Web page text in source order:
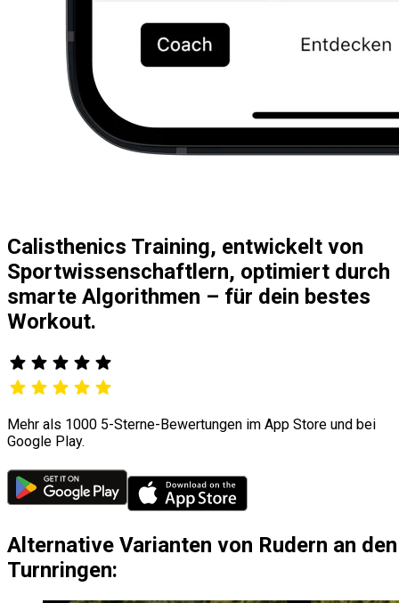
Calisthenics Training, entwickelt von
Sportwissenschaftlern, optimiert durch
smarte Algorithmen – für dein bestes
Workout.
Mehr als 1000 5-Sterne-Bewertungen im App Store und bei
Google Play.
Alternative Varianten von Rudern an den
Turnringen: